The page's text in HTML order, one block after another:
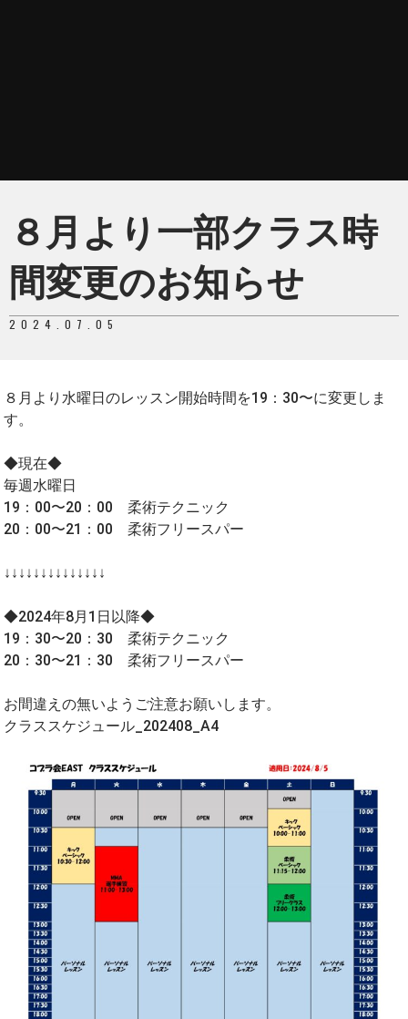
８月より一部クラス時
間変更のお知らせ
2024.07.05
８月より水曜日のレッスン開始時間を19：30〜に変更しま
す。
◆現在◆
毎週水曜日
19：00〜20：00 柔術テクニック
20：00〜21：00 柔術フリースパー
↓↓↓↓↓↓↓↓↓↓↓↓↓↓
◆2024年8月1日以降◆
19：30〜20：30 柔術テクニック
20：30〜21：30 柔術フリースパー
お間違えの無いようご注意お願いします。
クラススケジュール_202408_A4